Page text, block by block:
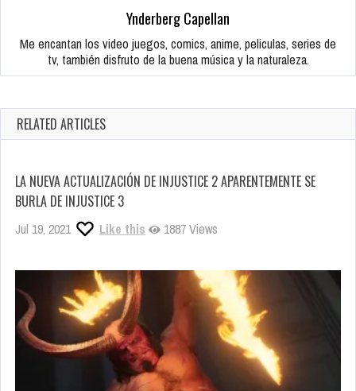
Ynderberg Capellan
Me encantan los video juegos, comics, anime, peliculas, series de
tv, también disfruto de la buena música y la naturaleza.
RELATED ARTICLES
LA NUEVA ACTUALIZACIÓN DE INJUSTICE 2 APARENTEMENTE SE
BURLA DE INJUSTICE 3
Jul 19, 2021 Like this 1887 Views